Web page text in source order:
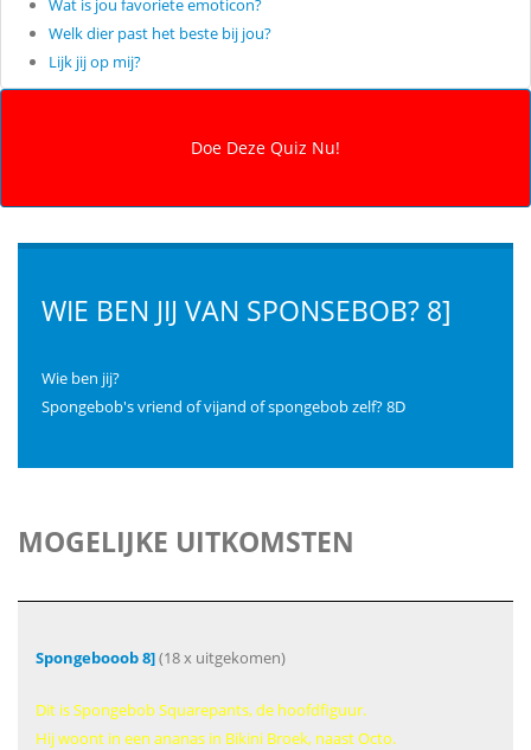
Wat is jou favoriete emoticon?
Welk dier past het beste bij jou?
Lijk jij op mij?
WIE BEN JIJ VAN SPONSEBOB? 8]
Wie ben jij?
Spongebob's vriend of vijand of spongebob zelf? 8D
MOGELIJKE UITKOMSTEN
Spongebooob 8](18 x uitgekomen)
Dit is Spongebob Squarepants, de hoofdfiguur.
Hij woont in een ananas in Bikini Broek, naast Octo.